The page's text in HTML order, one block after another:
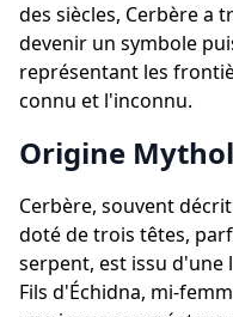
des siècles, Cerbère a
devenir un symbole
représentant les
connu et l'inconnu.
Origine
Cerbère, souvent
doté de trois têtes,
serpent, est issu d'une
Fils d'Échidna, mi-